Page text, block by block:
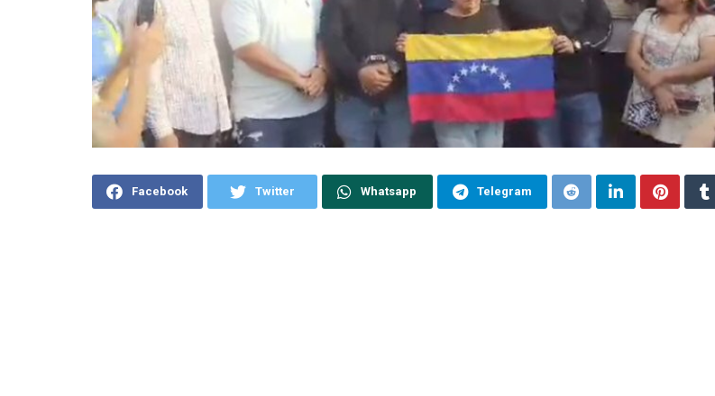
Facebook Twitter Whatsapp Telegram